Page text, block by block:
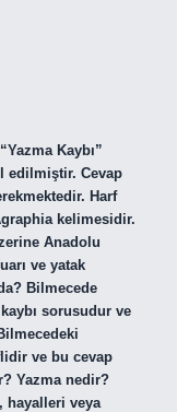
Kaybı”
edilmiştir. Cevap
Harf
kelimesidir.
Anadolu
ve yatak
Bilmecede
sorusudur ve
ve bu cevap
Yazma nedir?
hayalleri veya